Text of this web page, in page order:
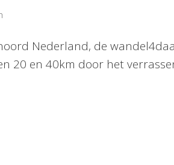
Nederland, de
20 en 40km door het